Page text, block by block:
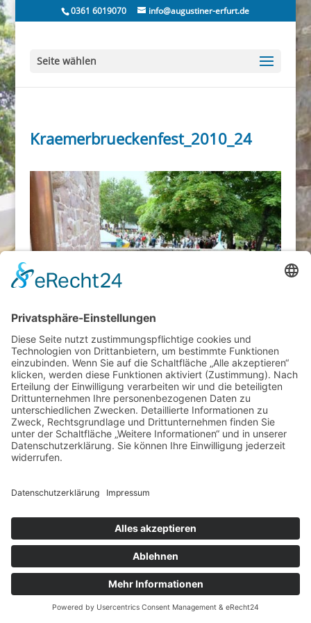
0361 6019070 info@augustiner-erfurt.de
Seite wählen
Kraemerbrueckenfest_2010_24
Impressum
Datenschutz
Cookie-Einstellungen
Geschäftspartner
Anfahrt
© Augustiner Erfurt ≡